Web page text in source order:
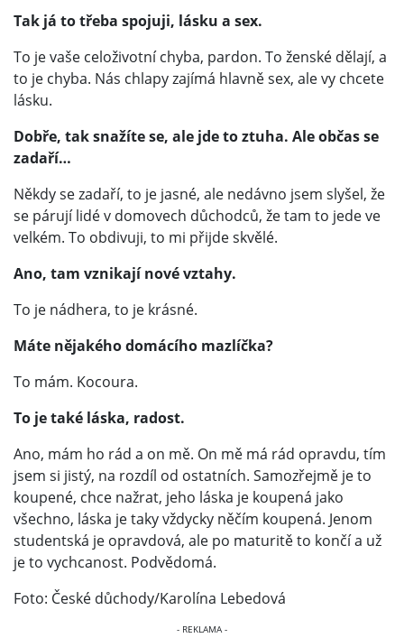
Tak já to třeba spojuji, lásku a sex.
To je vaše celoživotní chyba, pardon. To ženské dělají, a
to je chyba. Nás chlapy zajímá hlavně sex, ale vy chcete
lásku.
Dobře, tak snažíte se, ale jde to ztuha. Ale občas se
zadaří…
Někdy se zadaří, to je jasné, ale nedávno jsem slyšel, že
se párují lidé v domovech důchodců, že tam to jede ve
velkém. To obdivuji, to mi přijde skvělé.
Ano, tam vznikají nové vztahy.
To je nádhera, to je krásné.
Máte nějakého domácího mazlíčka?
To mám. Kocoura.
To je také láska, radost.
Ano, mám ho rád a on mě. On mě má rád opravdu, tím
jsem si jistý, na rozdíl od ostatních. Samozřejmě je to
koupené, chce nažrat, jeho láska je koupená jako
všechno, láska je taky vždycky něčím koupená. Jenom
studentská je opravdová, ale po maturitě to končí a už
je to vychcanost. Podvědomá.
Foto: České důchody/Karolína Lebedová